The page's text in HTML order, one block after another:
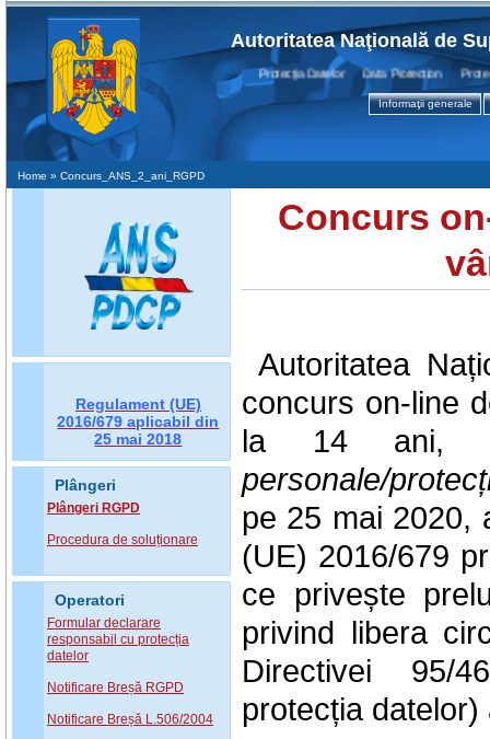
Autoritatea Naţională de
Protecţia Datelor Data Protection Protection
Informaţii generale
Home » Concurs_ANS_2_ani_RGPD
Regulament (UE)
2016/679 aplicabil din
25 mai 2018
Plângeri
Plângeri RGPD
Procedura de soluționare
Operatori
Formular declarare
responsabil cu protecția
datelor
Notificare Breșă RGPD
Notificare Breșă L.506/2004
Concurs
Autoritatea
concurs on-line
la 14 ani,
personale/
pe 25 mai 2020,
(UE) 2016/679
ce privește
privind libera
Directivei 95/
protecția